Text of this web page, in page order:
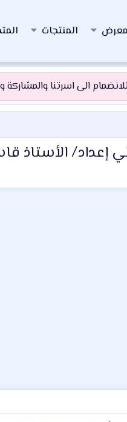
المنتجات
الى اسرتنا والمشاركة